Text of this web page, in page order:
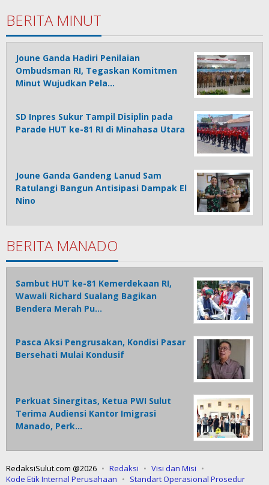
BERITA MINUT
Joune Ganda Hadiri Penilaian
Ombudsman RI, Tegaskan Komitmen
Minut Wujudkan Pela…
SD Inpres Sukur Tampil Disiplin pada
Parade HUT ke-81 RI di Minahasa Utara
Joune Ganda Gandeng Lanud Sam
Ratulangi Bangun Antisipasi Dampak El
Nino
BERITA MANADO
Sambut HUT ke-81 Kemerdekaan RI,
Wawali Richard Sualang Bagikan
Bendera Merah Pu…
Pasca Aksi Pengrusakan, Kondisi Pasar
Bersehati Mulai Kondusif
Perkuat Sinergitas, Ketua PWI Sulut
Terima Audiensi Kantor Imigrasi
Manado, Perk…
RedaksiSulut.com @2026 Redaksi
Visi dan Misi
Kode Etik Internal Perusahaan
Standart Operasional Prosedur